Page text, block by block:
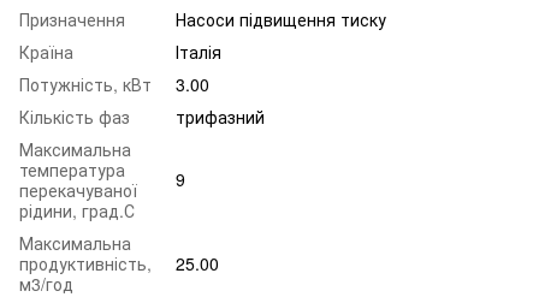
Призначення
Насоси підвищення тиску
Країна
Італія
Потужність, кВт
3.00
Кількість фаз
трифазний
Максимальна
температура
перекачуваної
рідини, град.С
9
Максимальна
продуктивність,
м3/год
25.00